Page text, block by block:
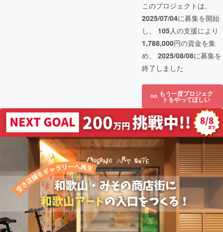
このプロジェクトは、
2025/07/04に募集を開始
し、 105人の支援により
1,788,000円の資金を集
め、 2025/08/08に募集を
終了しました
もう一度プロジェク
トをやってほしい